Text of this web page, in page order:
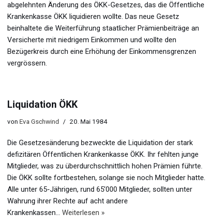
abgelehnten Änderung des ÖKK-Gesetzes, das die Öffentliche
Krankenkasse ÖKK liquidieren wollte. Das neue Gesetz
beinhaltete die Weiterführung staatlicher Prämienbeiträge an
Versicherte mit niedrigem Einkommen und wollte den
Bezügerkreis durch eine Erhöhung der Einkommensgrenzen
vergrössern.
Liquidation ÖKK
von Eva Gschwind 20. Mai 1984
Die Gesetzesänderung bezweckte die Liquidation der stark
defizitären Öffentlichen Krankenkasse ÖKK. Ihr fehlten junge
Mitglieder, was zu überdurchschnittlich hohen Prämien führte.
Die ÖKK sollte fortbestehen, solange sie noch Mitglieder hatte.
Alle unter 65-Jährigen, rund 65’000 Mitglieder, sollten unter
Wahrung ihrer Rechte auf acht andere
Krankenkassen… Weiterlesen »